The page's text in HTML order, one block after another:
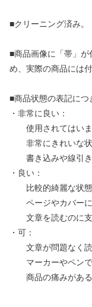
■クリーニング済み。
■商品画像に「帯」が
め、実際の商品には
■商品状態の表記につ
・非常に良い：
使用されてはいま
非常にきれいな状
書き込みや線引き
・良い：
比較的綺麗な状態
ページやカバーに
文章を読むのに支
・可：
文章が問題なく読
マーカーやペンで
商品の痛みがある